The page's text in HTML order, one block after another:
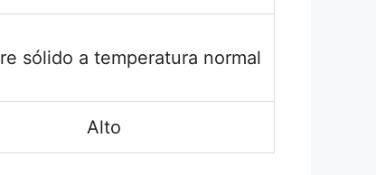
sólido a temperatura normal
Alto